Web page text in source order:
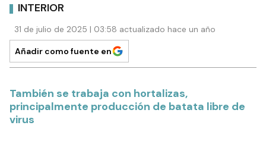
INTERIOR
31 de julio de 2025 | 03:58 actualizado hace un año
Añadir como fuente en
También se trabaja con hortalizas,
principalmente producción de batata libre de
virus